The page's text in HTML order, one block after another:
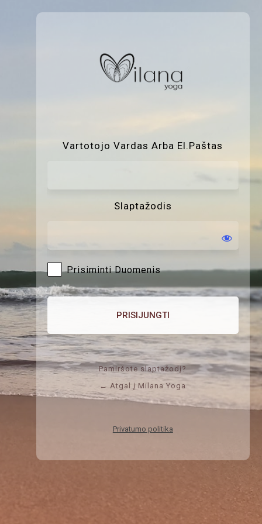
Vartotojo Vardas Arba El.paštas
Slaptažodis
Prisiminti Duomenis
Pamiršote slaptažodį?
← Atgal į Milana Yoga
Privatumo politika